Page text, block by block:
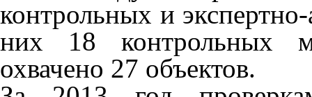
контрольных и
них 18 контрольных
охвачено 27 объектов.